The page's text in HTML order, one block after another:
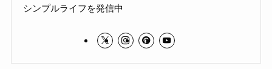
シンプルライフを発信中